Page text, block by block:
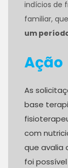
indícios de
familiar, que
um
Ação
As
base
com
que avalia
foi